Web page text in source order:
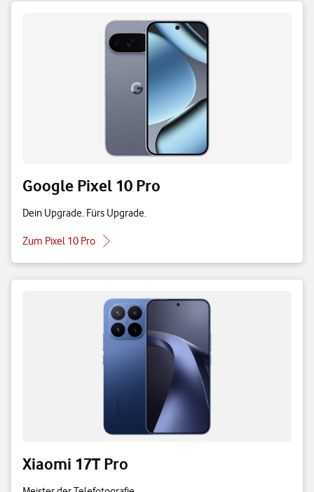
Google Pixel 10 Pro
Dein Upgrade. Fürs Upgrade.
Zum Pixel 10 Pro
Xiaomi 17T Pro